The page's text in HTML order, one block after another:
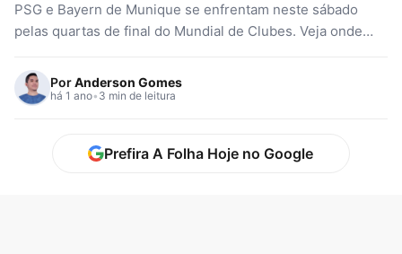
PSG e Bayern de Munique se enfrentam neste sábado
pelas quartas de final do Mundial de Clubes. Veja onde
confronto em Atlanta.
PorAnderson Gomes
há 1 ano• 3 min de leitura
Prefira A Folha Hoje no Google